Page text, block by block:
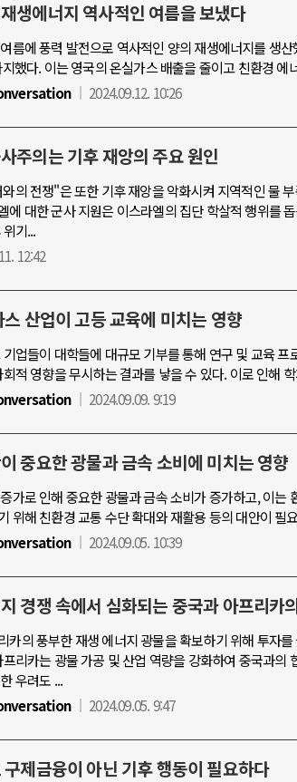
생에너지 역사적인 여름을 보냈다
름에 풍력 발전으로 역사적인 양의 재생에너지를 생
했다. 이는 영국의 온실가스 배출을 줄이고 친환경
2024.09.12. 10:26
주의는 기후 재앙의 주요 원인
의 전쟁"은 또한 기후 재앙을 악화시켜 지역적인 물
에 대한 군사 지원은 이스라엘의 집단 학살적 행위를
기...
12:42
산업이 고등 교육에 미치는 영향
업들이 대학들에 대규모 기부를 통해 연구 및 교육
적 영향을 무시하는 결과를 낳을 수 있다. 이로 인해
2024.09.09. 9:19
중요한 광물과 금속 소비에 미치는 영향
가로 인해 중요한 광물과 금속 소비가 증가하고, 이
위해 친환경 교통 수단 확대와 재활용 등의 대안이 필
2024.09.05. 10:39
경쟁 속에서 심화되는 중국과 아프리카
카의 풍부한 재생 에너지 광물을 확보하기 위해 투자
리카는 광물 가공 및 산업 역량을 강화하여 중국과
우려도 ...
2024.09.05. 9:47
제금융이 아닌 기후 행동이 필요하다
진영 ..
확산..
식하고 ..
EU·우크라이나 드론 협력 직후
우크라이나, 덴마크, 에스토
러·우크라, 대규모 공습 주고